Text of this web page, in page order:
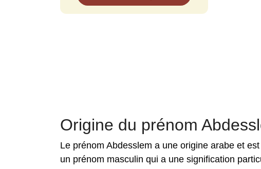
Origine du prénom
Le prénom Abdesslem a une origine arabe et
un prénom masculin qui a une signification